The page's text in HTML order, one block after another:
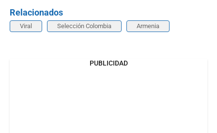
Relacionados
Viral Selección Colombia Armenia
PUBLICIDAD